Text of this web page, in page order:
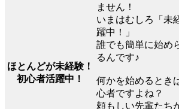
ほとんどが未経験！
初心者活躍中！
ません！
いまはむしろ「未
躍中！」
誰でも簡単に始め
るんです♪
何かを始めるとき
心者ですよね？
頼もしい先輩たち